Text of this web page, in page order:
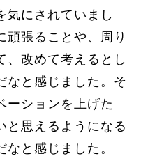
気にされていまし
頑張ることや、周り
、改めて考えるとし
なと感じました。そ
ーションを上げた
と思えるようになる
と感じました。